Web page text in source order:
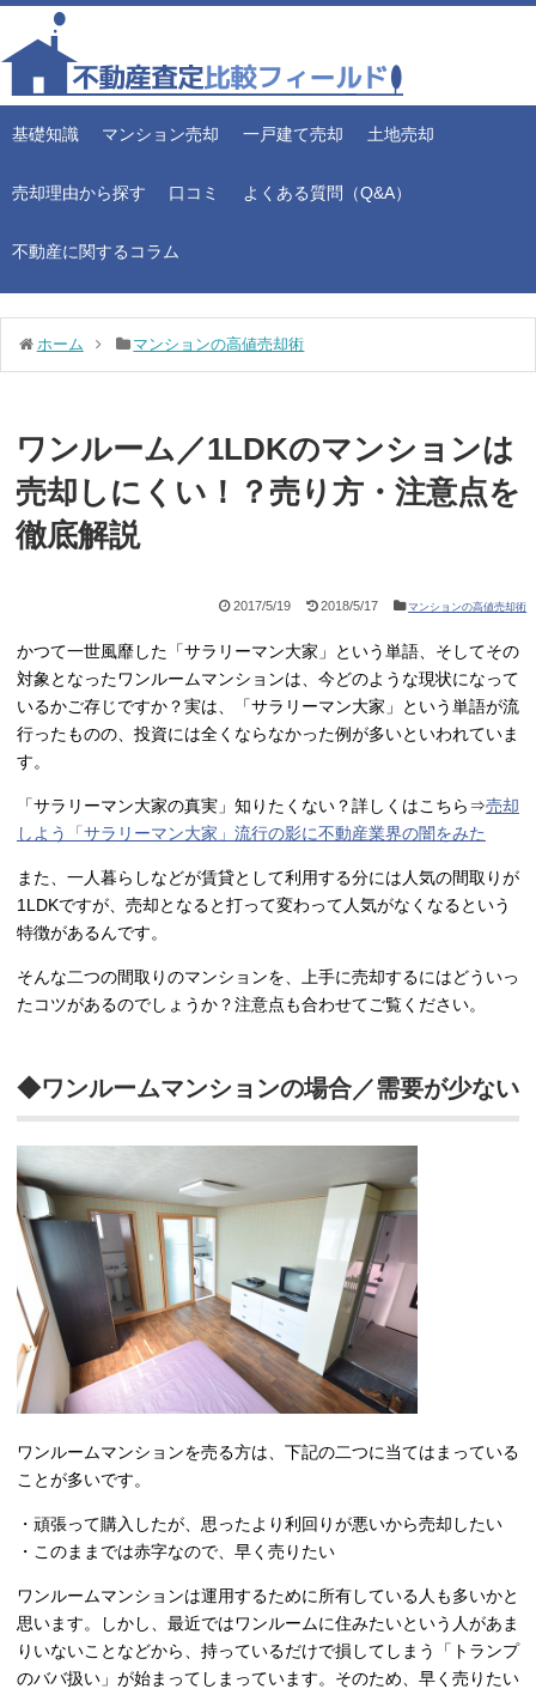
基礎知識 マンション売却 一戸建て売却 土地売却
売却理由から探す 口コミ よくある質問（Q&A）
不動産に関するコラム
ホーム マンションの高値売却術
ワンルーム／1LDKのマンションは
売却しにくい！？売り方・注意点を
徹底解説
2017/5/19 2018/5/17 マンションの高値売却術
かつて一世風靡した「サラリーマン大家」という単語、そしてその
対象となったワンルームマンションは、今どのような現状になって
いるかご存じですか？実は、「サラリーマン大家」という単語が流
行ったものの、投資には全くならなかった例が多いといわれていま
す。
「サラリーマン大家の真実」知りたくない？詳しくはこちら⇒売却
しよう「サラリーマン大家」流行の影に不動産業界の闇をみた
また、一人暮らしなどが賃貸として利用する分には人気の間取りが
1LDKですが、売却となると打って変わって人気がなくなるという
特徴があるんです。
そんな二つの間取りのマンションを、上手に売却するにはどういっ
たコツがあるのでしょうか？注意点も合わせてご覧ください。
◆ワンルームマンションの場合／需要が少ない
ワンルームマンションを売る方は、下記の二つに当てはまっている
ことが多いです。
・頑張って購入したが、思ったより利回りが悪いから売却したい
・このままでは赤字なので、早く売りたい
ワンルームマンションは運用するために所有している人も多いかと
思います。しかし、最近ではワンルームに住みたいという人があま
りいないことなどから、持っているだけで損してしまう「トランプ
のババ扱い」が始まってしまっています。そのため、早く売りたい